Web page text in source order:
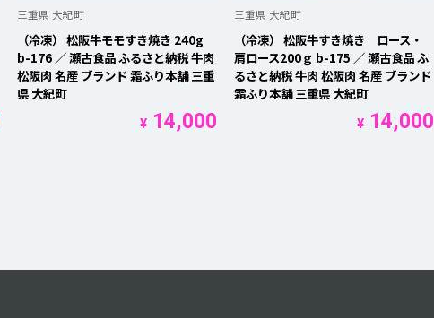
三重県 大紀町
（冷凍） 松阪牛モモすき焼き 240g
b-176 ／ 瀬古食品 ふるさと納税 牛肉
松阪肉 名産 ブランド 霜ふり本舗 三重
県 大紀町
¥14,000
三重県 大紀町
（冷凍） 松阪牛すき焼き ロース・
肩ロース200ｇ b-175 ／ 瀬古食品 ふ
るさと納税 牛肉 松阪肉 名産 ブランド
霜ふり本舗 三重県 大紀町
¥14,000